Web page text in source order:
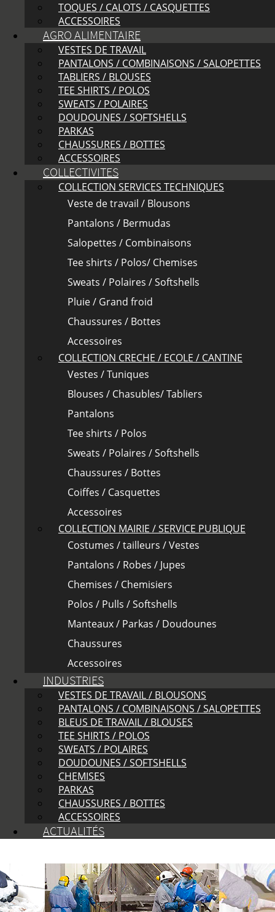
TOQUES / CALOTS / CASQUETTES
ACCESSOIRES
AGRO ALIMENTAIRE
VESTES DE TRAVAIL
PANTALONS / COMBINAISONS / SALOPETTES
TABLIERS / BLOUSES
TEE SHIRTS / POLOS
SWEATS / POLAIRES
DOUDOUNES / SOFTSHELLS
PARKAS
CHAUSSURES / BOTTES
ACCESSOIRES
COLLECTIVITES
COLLECTION SERVICES TECHNIQUES
Veste de travail / Blousons
Pantalons / Bermudas
Salopettes / Combinaisons
Tee shirts / Polos/ Chemises
Sweats / Polaires / Softshells
Pluie / Grand froid
Chaussures / Bottes
Accessoires
COLLECTION CRECHE / ECOLE / CANTINE
Vestes / Tuniques
Blouses / Chasubles/ Tabliers
Pantalons
Tee shirts / Polos
Sweats / Polaires / Softshells
Chaussures / Bottes
Coiffes / Casquettes
Accessoires
COLLECTION MAIRIE / SERVICE PUBLIQUE
Costumes / tailleurs / Vestes
Pantalons / Robes / Jupes
Chemises / Chemisiers
Polos / Pulls / Softshells
Manteaux / Parkas / Doudounes
Chaussures
Accessoires
INDUSTRIES
VESTES DE TRAVAIL / BLOUSONS
PANTALONS / COMBINAISONS / SALOPETTES
BLEUS DE TRAVAIL / BLOUSES
TEE SHIRTS / POLOS
SWEATS / POLAIRES
DOUDOUNES / SOFTSHELLS
CHEMISES
PARKAS
CHAUSSURES / BOTTES
ACCESSOIRES
ACTUALITÉS